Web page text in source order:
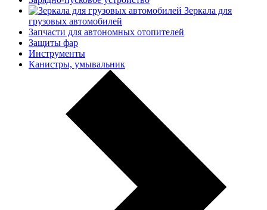
Зеркала для
грузовых автомобилей
Запчасти для автономных отопителей
Защиты фар
Инструменты
Канистры, умывальник